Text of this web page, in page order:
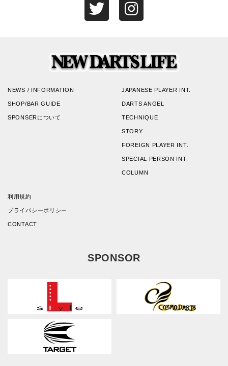
NEWS / INFORMATION
SHOP/BAR GUIDE
SPONSERについて
JAPANESE PLAYER INT.
DARTS ANGEL
TECHNIQUE
STORY
FOREIGN PLAYER INT.
SPECIAL PERSON INT.
COLUMN
利用規約
プライバシーポリシー
CONTACT
SPONSOR